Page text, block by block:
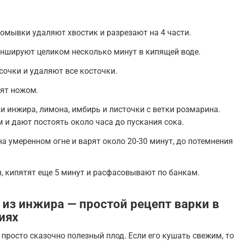
удаляют хвостик и разрезают на 4 части.
целиком несколько минут в кипящей воде.
и удаляют все косточки.
ножом.
инжира, лимона, имбирь и листочки с ветки розмарина.
дают постоять около часа до пускания сока.
умеренном огне и варят около 20-30 минут, до потемнения
кипятят еще 5 минут и расфасовывают по банкам.
из инжира — простой рецепт варки в
сказочно полезный плод. Если его кушать свежим, то